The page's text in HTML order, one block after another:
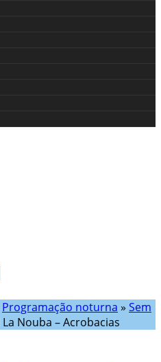
Programação noturna » Sem
Nouba – Acrobacias